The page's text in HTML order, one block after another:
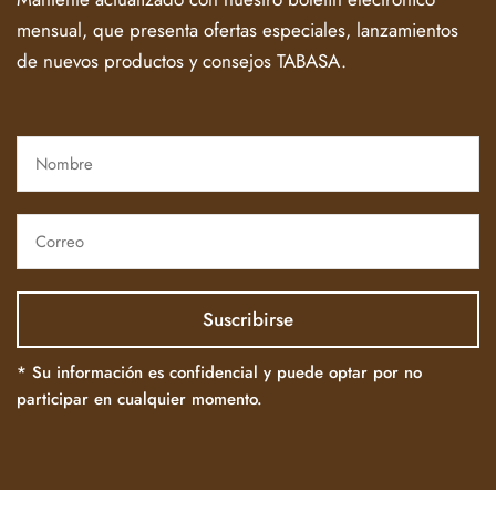
mensual, que presenta ofertas especiales, lanzamientos
de nuevos productos y consejos TABASA.
* Su información es confidencial y puede optar por no
participar en cualquier momento.